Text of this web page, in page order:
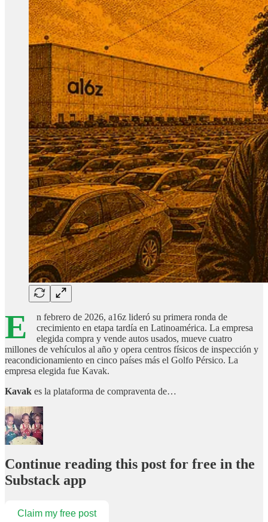
E
n febrero de 2026, a16z lideró su primera ronda de
crecimiento en etapa tardía en Latinoamérica. La empresa
elegida compra y vende autos usados, mueve cuatro
millones de vehículos al año y opera centros físicos de inspección y
reacondicionamiento en cinco países más el Golfo Pérsico. La
empresa elegida fue Kavak.
Kavak es la plataforma de compraventa de…
Continue reading this post for free in the
Substack app
Claim my free post